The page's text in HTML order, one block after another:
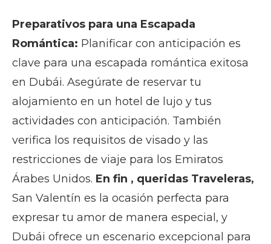
Preparativos para una Escapada
Romántica: Planificar con anticipación es
clave para una escapada romántica exitosa
en Dubái. Asegúrate de reservar tu
alojamiento en un hotel de lujo y tus
actividades con anticipación. También
verifica los requisitos de visado y las
restricciones de viaje para los Emiratos
Árabes Unidos. En fin , queridas Traveleras,
San Valentín es la ocasión perfecta para
expresar tu amor de manera especial, y
Dubái ofrece un escenario excepcional para